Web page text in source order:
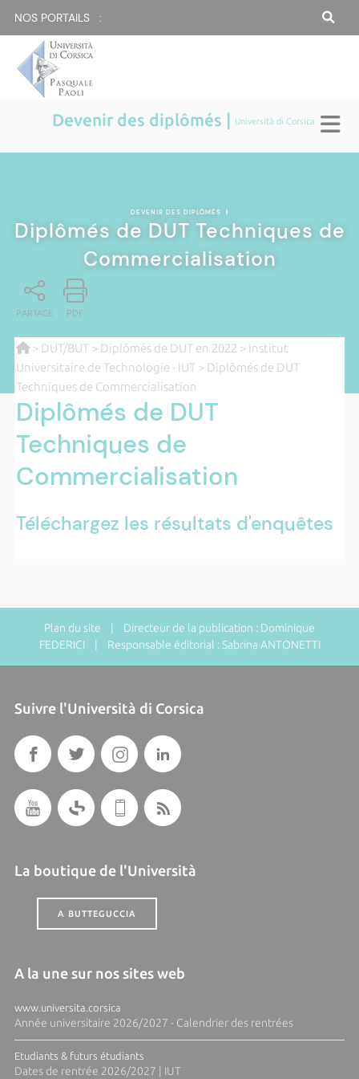
NOS PORTAILS :
Devenir des diplômés | Università di Corsica
DEVENIR DES DIPLÔMÉS |
Diplômés de DUT Techniques de
Commercialisation
PARTAGE PDF
> DUT/BUT > Diplômés de DUT en 2022 > Institut
Universitaire de Technologie - IUT > Diplômés de DUT
Techniques de Commercialisation
Diplômés de DUT
Techniques de
Commercialisation
Téléchargez les résultats d'enquêtes
Plan du site | Directeur de la publication : Dominique
FEDERICI | Responsable éditorial : Sabrina ANTONETTI
Suivre l'Università di Corsica
La boutique de l'Università
A BUTTEGUCCIA
A la une sur nos sites web
www.universita.corsica
Année universitaire 2026/2027 - Calendrier des rentrées
Etudiants & futurs étudiants
Dates de rentrée 2026/2027 | IUT